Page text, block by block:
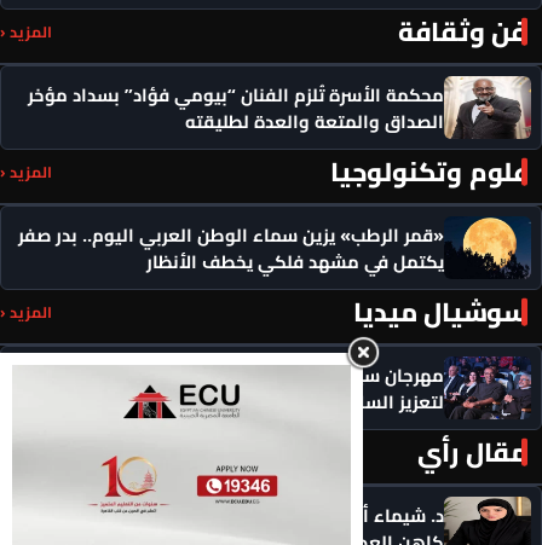
فن وثقافة المزيد ‹
محكمة الأسرة تُلزم الفنان “بيومي فؤاد” بسداد مؤخر
الصداق والمتعة والعدة لطليقته
علوم وتكنولوجيا المزيد ‹
«قمر الرطب» يزين سماء الوطن العربي اليوم.. بدر صفر
يكتمل في مشهد فلكي يخطف الأنظار
سوشيال ميديا المزيد ‹
مهرجان سيمفوني للفنون يكرم رموزاً مؤثرة ويدعو
لتعزيز السلام
مقال رأي
د. شيماء أحمدين تكتب .. حين يصبح الذكاء الاصطناعي